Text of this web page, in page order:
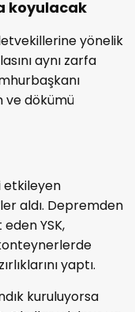
koyulacak
yönelik
aynı zarfa
ve dökümü
etkileyen
aldı. Depremden
YSK,
yaptı.
kuruluyorsa